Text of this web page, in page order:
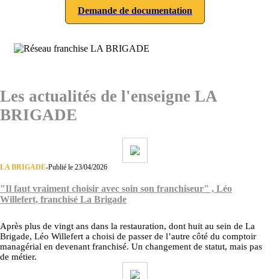
Demande de documentation
Les actualités de l'enseigne LA
BRIGADE
LA BRIGADE-Publié le 23/04/2026
"Il faut vraiment choisir avec soin son franchiseur" , Léo
Willefert, franchisé La Brigade
Après plus de vingt ans dans la restauration, dont huit au sein de La
Brigade, Léo Willefert a choisi de passer de l’autre côté du comptoir
managérial en devenant franchisé. Un changement de statut, mais pas
de métier.